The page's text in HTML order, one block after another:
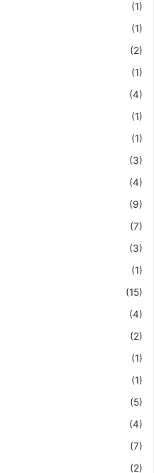
(1)
(1)
(2)
(1)
(4)
(1)
(1)
(3)
(4)
(9)
(7)
(3)
(1)
(15)
(4)
(2)
(1)
(1)
(5)
(4)
(7)
(2)